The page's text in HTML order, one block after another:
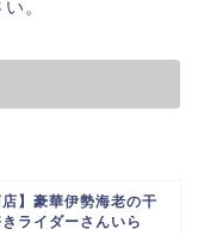
。
店】豪華伊勢海老の干
ライダーさんいら